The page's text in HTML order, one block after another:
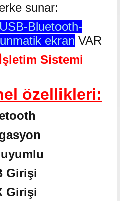
sunar:
Bluetooth-
ekran VAR
Sistemi
özellikleri:
Girişi
Girişi